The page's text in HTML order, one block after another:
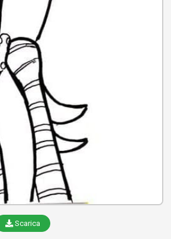
Scarica